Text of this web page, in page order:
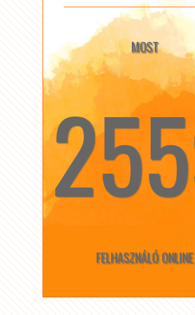
MOST
☆
FELHASZNÁLÓ ONLINE